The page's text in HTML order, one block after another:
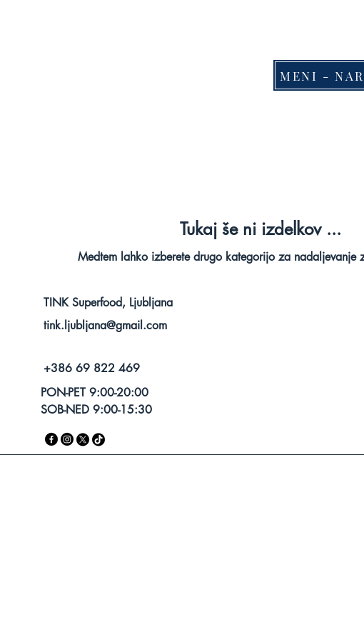
MENI -
Tukaj še ni izdelkov ...
Medtem lahko izberete drugo kategorijo za nadaljevanje
TINK Superfood, Ljubljana
tink.ljubljana@gmail.com
+386 69 822 469
PON-PET 9:00-20:00
SOB-NED 9:00-15:30